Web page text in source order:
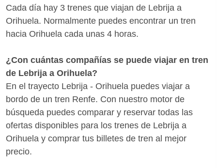
Cada día hay 3 trenes que viajan de Lebrija a
Orihuela. Normalmente puedes encontrar un tren
hacia Orihuela cada unas 4 horas.
¿Con cuántas compañías se puede viajar en tren
de Lebrija a Orihuela?
En el trayecto Lebrija - Orihuela puedes viajar a
bordo de un tren Renfe. Con nuestro motor de
búsqueda puedes comparar y reservar todas las
ofertas disponibles para los trenes de Lebrija a
Orihuela y comprar tus billetes de tren al mejor
precio.